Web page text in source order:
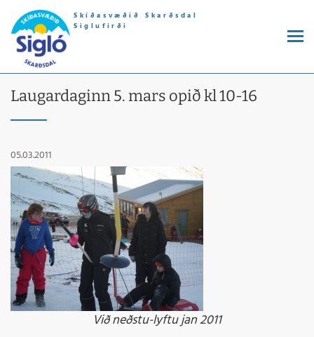
Skíðasvæðið Skarðsdal
Siglufirði
Laugardaginn 5. mars opið kl 10-16
05.03.2011
Við neðstu-lyftu jan 2011